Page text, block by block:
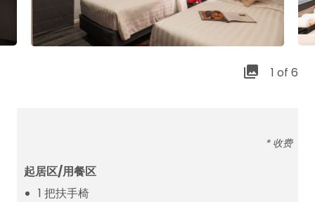
1 of 6
* 收费
起居区/用餐区
1 把扶手椅